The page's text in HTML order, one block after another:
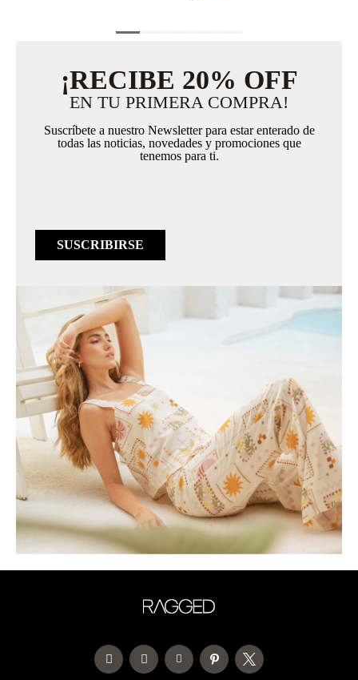
¡RECIBE 20% OFF
EN TU PRIMERA COMPRA!
Suscríbete a nuestro Newsletter para estar enterado de
todas las noticias, novedades y promociones que
tenemos para ti.
SUSCRIBIRSE